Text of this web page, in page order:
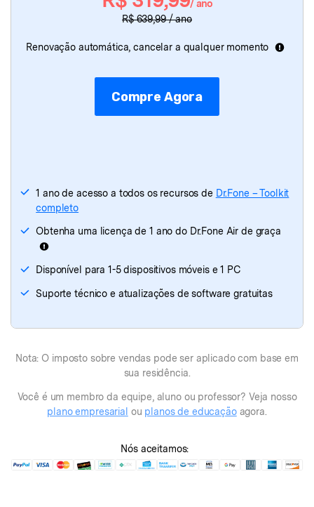
- Reparação do Sistema
Dr.Fone- Eliminador de Dados
- Recuperação de Dados
- Transferência do WhatsApp
/ ano
R$ 639,99 / ano
Renovação automática, cancelar a qualquer momento
Compre Agora
1 ano de acesso a todos os recursos de Dr.Fone – Toolkit
completo
Obtenha uma licença de 1 ano do Dr.Fone Air de graça
Disponível para 1-5 dispositivos móveis e 1 PC
Suporte técnico e atualizações de software gratuitas
Nota: O imposto sobre vendas pode ser aplicado com base em
sua residência.
Você é um membro da equipe, aluno ou professor? Veja nosso
plano empresarial ou planos de educaçãoagora.
Nós aceitamos: